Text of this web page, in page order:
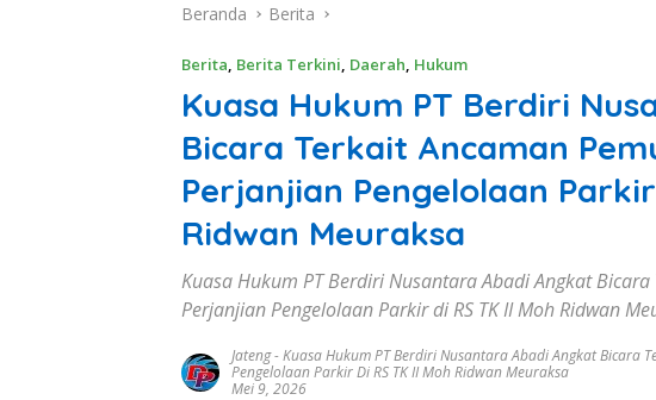
Beranda Berita
Berita, Berita Terkini, Daerah, Hukum
Kuasa Hukum PT Berdiri
Bicara Terkait Ancaman
Perjanjian Pengelolaan
Ridwan Meuraksa
Kuasa Hukum PT Berdiri Nusantara Abadi Angkat
Perjanjian Pengelolaan Parkir di RS TK II Moh Ridwan
Jateng-Kuasa Hukum PT Berdiri Nusantara Abadi Angkat Bicara
Pengelolaan Parkir Di RS TK II Moh Ridwan Meuraksa
Mei 9, 2026